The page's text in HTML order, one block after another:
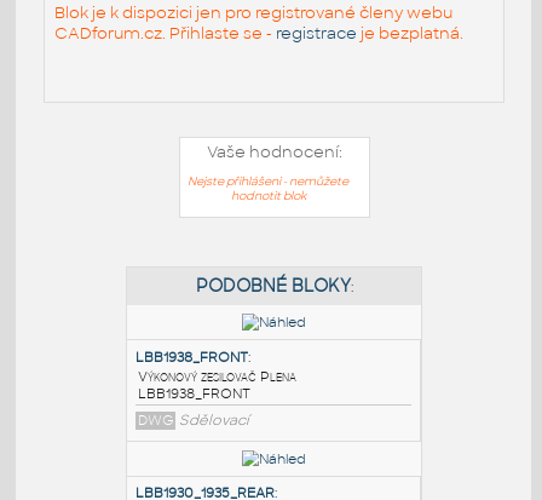
Blok je k dispozici jen pro registrované členy webu
CADforum.cz. Přihlaste se - registrace je bezplatná.
Vaše hodnocení:
Nejste přihlášeni - nemůžete
hodnotit blok
PODOBNÉ BLOKY